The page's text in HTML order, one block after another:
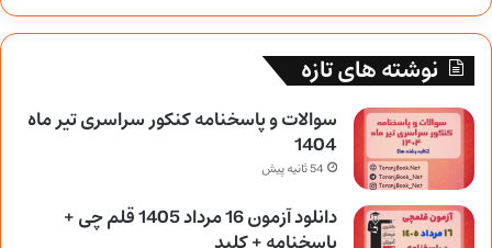
نوشته های تازه
سوالات و پاسخنامه کنکور سراسری تیر ماه
1404
54 ثانیه پیش
دانلود آزمون 16 مرداد 1405 قلم چی +